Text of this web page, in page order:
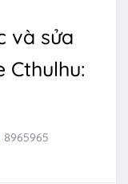
và sửa
Cthulhu:
8965965